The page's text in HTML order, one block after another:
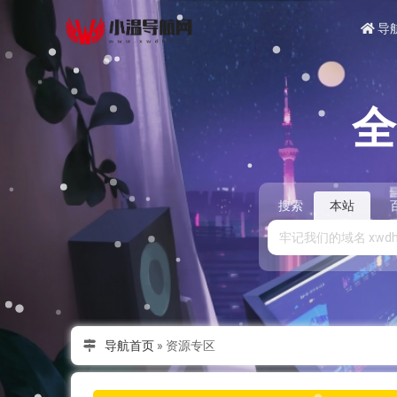
导
搜索 本站
导航首页» 资源专区